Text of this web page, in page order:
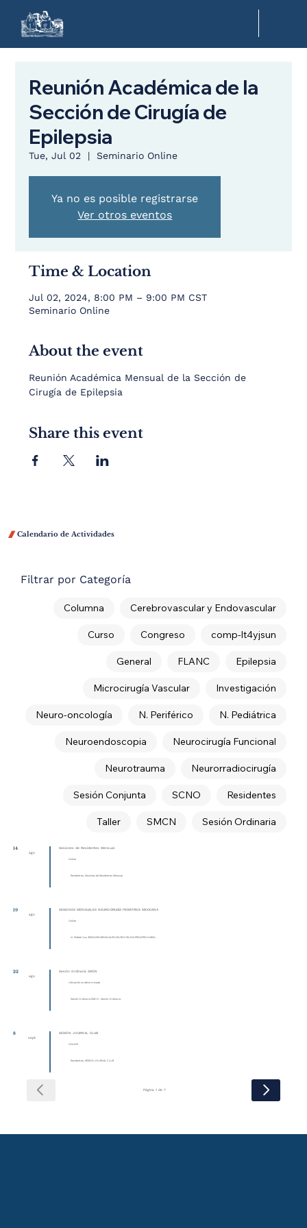
Filtrar por Categoría
Cerebrovascular y Endovascular
Columna
comp-lt4yjsun
Congreso
Curso
Epilepsia
FLANC
General
Investigación
Microcirugía Vascular
N. Pediátrica
N. Periférico
Neuro-oncología
Neurocirugía Funcional
Neuroendoscopia
Neurorradiocirugía
Neurotrauma
Residentes
SCNO
Sesión Conjunta
Sesión Ordinaria
SMCN
Taller
14
ago
Sesiones de Residentes Mensual
Online
Residentes, Sesiones de Residentes Mensual
19
ago
SESIONES MENSUALES NEUROCIRUGÍA PEDIÁTRICA MEXICANA
Online
N. Pediátrica, SESIONES MENSUALES NEUROCIRUGÍA PEDIÁTRICA MEXI...
22
ago
Sesión Ordinaria SMCN
Ubicación no determinada
Sesión Ordinaria SMCN , Sesión Ordinaria
8
sept
SESIÓN JOURNAL CLUB
ONLINE
Residentes, SESIÓN JOURNAL CLUB
Página 1 de 7
 Calendario de Actividades
Reunión Académica de la
Sección de Cirugía de
Epilepsia
Tue, Jul 02
  |
Seminario Online
Ya no es posible registrarse
Ver otros eventos
Time & Location
Jul 02, 2024, 8:00 PM – 9:00 PM CST
Seminario Online
About the event
Reunión Académica Mensual de la Sección de
Cirugía de Epilepsia
Share this event